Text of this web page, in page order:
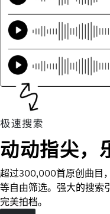
动动指尖，
超过300,000首原创曲目
等自由筛选。强大的搜索
完美拍档。